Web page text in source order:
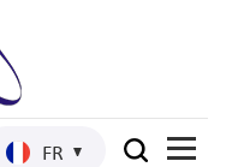
FR